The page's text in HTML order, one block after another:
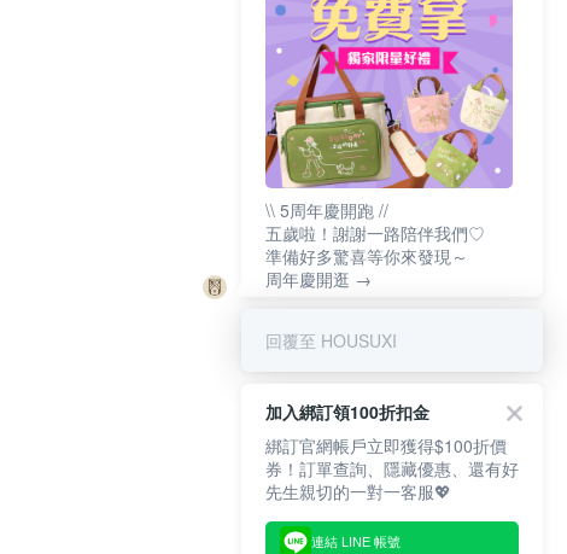
\\ 5周年慶開跑 //
五歲啦！謝謝一路陪伴我們♡
準備好多驚喜等你來發現～
周年慶開逛 →
回覆至 HOUSUXI
加入綁訂領100折扣金
綁訂官網帳戶立即獲得$100折價
券！訂單查詢、隱藏優惠、還有好
先生親切的一對一客服💖
連結 LINE 帳號